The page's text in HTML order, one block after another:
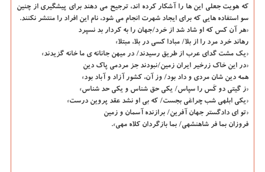
که هویت جعلی این ها را آشکار کرده اند، ترجیح می دهند برای پیشگیری از چنین
سو استفاده هایی که برای ایجاد شهرت انجام می شود، نام این افراد را منتشر نکنند.
«هر آن کس که او شاد شد از خرد/جهان را به کردار بد نسپرد
رهاند خرد مرد را از بلا/ مبادا کسی در بلا، مبتلا»
«یک مشت گدای عرب از طریق رسیدند/ در میهن جانانه ی ما خانه گزیدند»
«در این خاک زرخیر ایران زمین/نبودند جز مردمی پاک دین
همه دین شان مردی و داد بود/ وز آن، کشور آزاد و آباد بود»
«ز گیتی دو کَس را سپاس/ یکی حق شناس و یکی حد شناس»
«یکی ابلهی شب چراغی بجست/ که بی او نشد عقد پروین درست»
«تو ای دادگستر جهان آفرین/ برازنده آسمان و زمین
فروزان بما فر شاهنشهی/ بما بازگردان کلاه مهی».